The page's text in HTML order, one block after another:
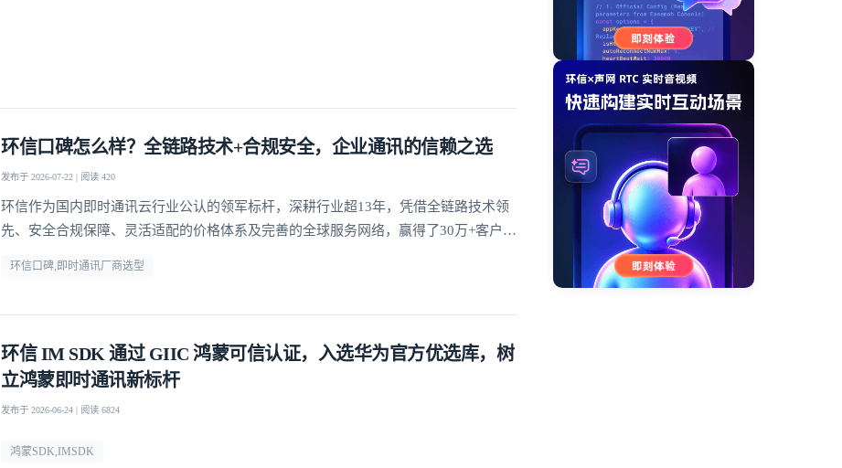
环信口碑怎么样？全链路技术+合规安全，企业通讯的信赖之选
发布于 2026-07-22 | 阅读 420
环信作为国内即时通讯云行业公认的领军标杆，深耕行业超13年，凭借全链路技术领
先、安全合规保障、灵活适配的价格体系及完善的全球服务网络，赢得了30万+客户的
环信口碑,即时通讯厂商选型
环信 IM SDK 通过 GIIC 鸿蒙可信认证，入选华为官方优选库，树
立鸿蒙即时通讯新标杆
发布于 2026-06-24 | 阅读 6824
鸿蒙SDK,IMSDK